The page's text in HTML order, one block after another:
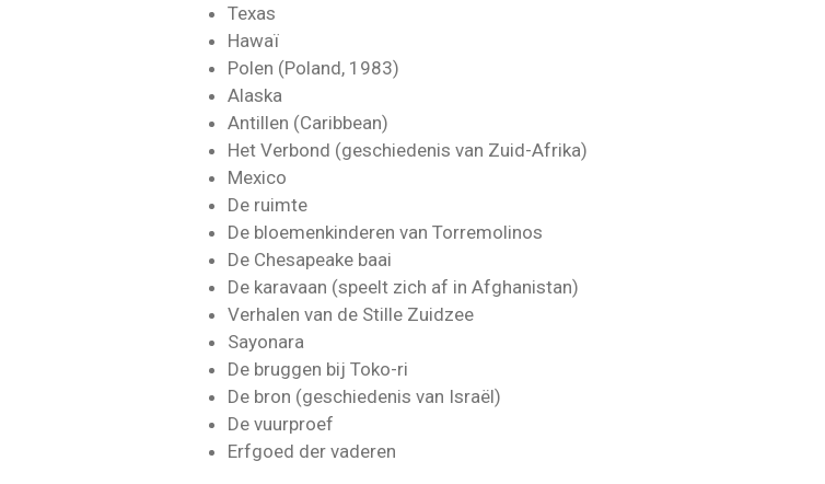
Texas
Hawaï
Polen (Poland, 1983)
Alaska
Antillen (Caribbean)
Het Verbond (geschiedenis van Zuid-Afrika)
Mexico
De ruimte
De bloemenkinderen van Torremolinos
De Chesapeake baai
De karavaan (speelt zich af in Afghanistan)
Verhalen van de Stille Zuidzee
Sayonara
De bruggen bij Toko-ri
De bron (geschiedenis van Israël)
De vuurproef
Erfgoed der vaderen